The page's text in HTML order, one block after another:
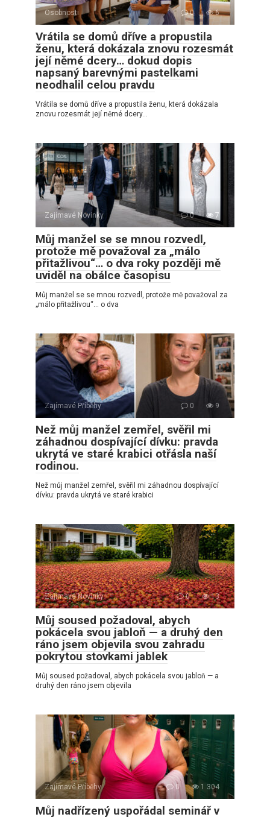
Osobnosti 0 6
Vrátila se domů dříve a propustila
ženu, která dokázala znovu rozesmát
její němé dcery… dokud dopis
napsaný barevnými pastelkami
neodhalil celou pravdu
Vrátila se domů dříve a propustila ženu, která dokázala
znovu rozesmát její němé dcery…
Zajímavé Novinky 0 7
Můj manžel se se mnou rozvedl,
protože mě považoval za „málo
přitažlivou“… o dva roky později mě
uviděl na obálce časopisu
Můj manžel se se mnou rozvedl, protože mě považoval za
„málo přitažlivou“… o dva
Zajímavé Příběhy 0 9
Než můj manžel zemřel, svěřil mi
záhadnou dospívající dívku: pravda
ukrytá ve staré krabici otřásla naší
rodinou.
Než můj manžel zemřel, svěřil mi záhadnou dospívající
dívku: pravda ukrytá ve staré krabici
Zajímavé Novinky 0 13
Můj soused požadoval, abych
pokácela svou jabloň — a druhý den
ráno jsem objevila svou zahradu
pokrytou stovkami jablek
Můj soused požadoval, abych pokácela svou jabloň — a
druhý den ráno jsem objevila
Zajímavé Příběhy 0 1 304
Můj nadřízený uspořádal seminář v